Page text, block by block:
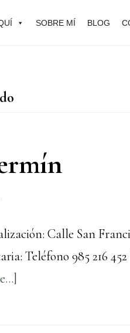
SOBRE MÍ BLOG
Calle San
Teléfono 985 216 452